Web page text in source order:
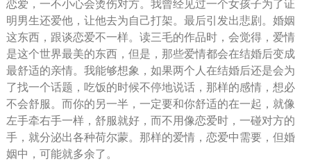
恋爱，一不小心会烫伤对方。我曾经见过一个女孩子为了证
明男生还爱他，让他去为自己打架。最后引发出悲剧。婚姻
这东西，跟谈恋爱不一样。读三毛的作品时，会觉得，爱情
是这个世界最美的东西，但是，那些爱情都会在结婚后变成
最舒适的亲情。我能够想象，如果两个人在结婚后还是会为
了找一个话题，吃饭的时候不停地说话，那样的感情，想必
不会舒服。而你的另一半，一定要和你舒适的在一起，就像
左手牵右手一样，舒服就好，而不用像恋爱时，一碰对方的
手，就分泌出各种荷尔蒙。那样的爱情，恋爱中需要，但婚
姻中，可能就多余了。